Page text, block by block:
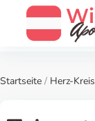
Startseite / Herz-